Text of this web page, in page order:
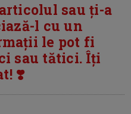
sau ți-a
l cu un
le pot fi
sau tătici. Îți
❣️